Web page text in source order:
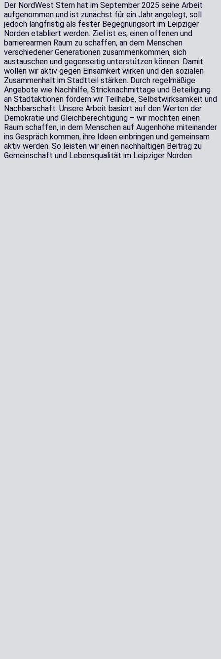
Der NordWest Stern hat im September 2025 seine Arbeit
aufgenommen und ist zunächst für ein Jahr angelegt, soll
jedoch langfristig als fester Begegnungsort im Leipziger
Norden etabliert werden. Ziel ist es, einen offenen und
barrierearmen Raum zu schaffen, an dem Menschen
verschiedener Generationen zusammenkommen, sich
austauschen und gegenseitig unterstützen können. Damit
wollen wir aktiv gegen Einsamkeit wirken und den sozialen
Zusammenhalt im Stadtteil stärken. Durch regelmäßige
Angebote wie Nachhilfe, Stricknachmittage und Beteiligung
an Stadtaktionen fördern wir Teilhabe, Selbstwirksamkeit und
Nachbarschaft. Unsere Arbeit basiert auf den Werten der
Demokratie und Gleichberechtigung – wir möchten einen
Raum schaffen, in dem Menschen auf Augenhöhe miteinander
ins Gespräch kommen, ihre Ideen einbringen und gemeinsam
aktiv werden. So leisten wir einen nachhaltigen Beitrag zu
Gemeinschaft und Lebensqualität im Leipziger Norden.